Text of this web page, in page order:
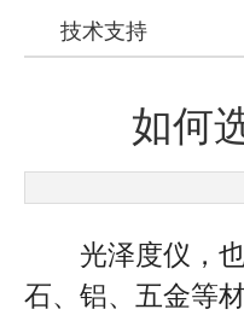
技术支持
如何
光泽度仪，也
石、铝、五金等